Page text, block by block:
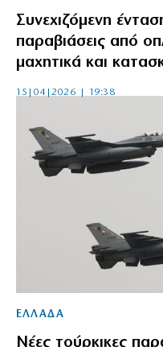
Συνεχιζόμενη
παραβιάσεις από
μαχητικά και
15|04|2026 | 19:38
ΕΛΛΑΔΑ
Νέες τούρκικες